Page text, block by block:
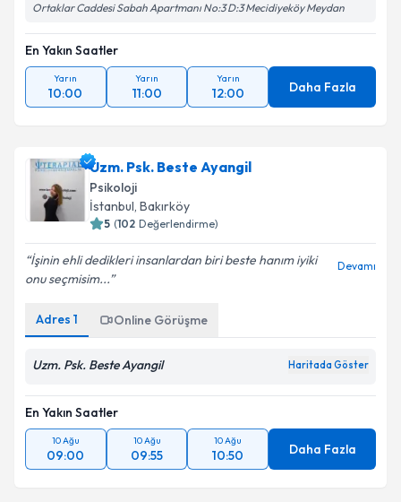
Ortaklar Caddesi Sabah Apartmanı No:3 D:3 Mecidiyeköy Meydan
En Yakın Saatler
Yarın
10:00
Yarın
11:00
Yarın
12:00 Daha Fazla
Uzm. Psk. Beste Ayangil
Psikoloji
İstanbul, Bakırköy
5 (102 Değerlendirme)
İşinin ehli dedikleri insanlardan biri beste hanım iyiki
onu seçmisim...
Devamı
Adres 1 Online Görüşme
Uzm. Psk. Beste Ayangil Haritada Göster
En Yakın Saatler
10 Ağu
09:00
10 Ağu
09:55
10 Ağu
10:50 Daha Fazla